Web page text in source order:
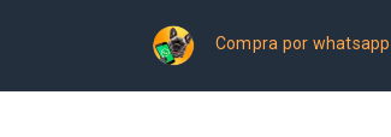
Compra por whatsapp